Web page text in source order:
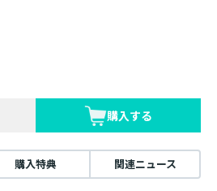
購入する
購入特典 関連ニュース